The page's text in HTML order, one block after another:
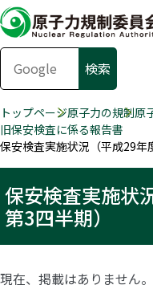
トップページ原子力の規制原
旧保安検査に係る報告書
保安検査実施状況（平成29年
保安検査実施状
第3四半期）
現在、掲載はありません。